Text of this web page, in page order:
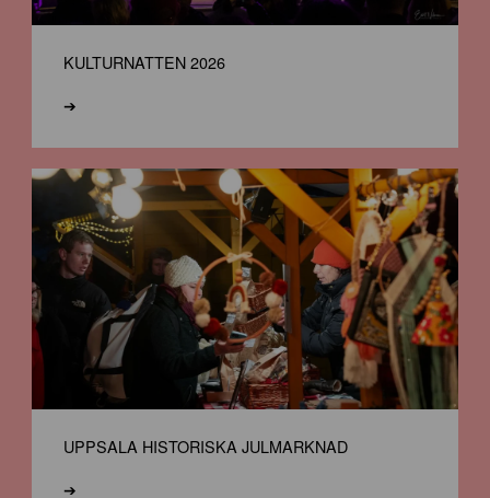
KULTURNATTEN 2026
➔
UPPSALA HISTORISKA JULMARKNAD
➔